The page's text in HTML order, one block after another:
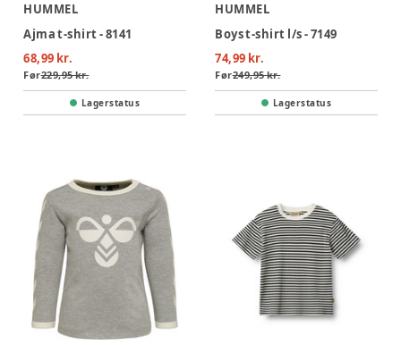
HUMMEL
Ajma t-shirt - 8141
68,99 kr.
Før229,95 kr.
Lagerstatus
HUMMEL
Boys t-shirt l/s - 7149
74,99 kr.
Før249,95 kr.
Lagerstatus